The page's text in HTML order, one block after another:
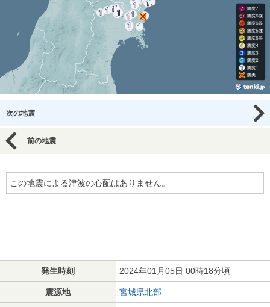
次の地震
前の地震
この地震による津波の心配はありません。
発生時刻 2024年01月05日 00時18分頃
震源地 宮城県北部